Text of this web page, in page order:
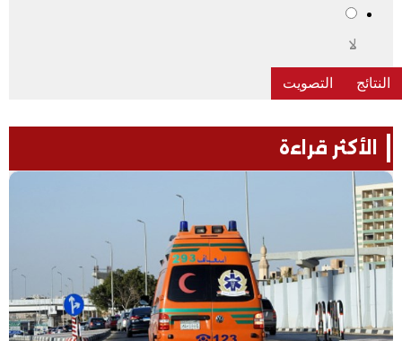
لا
الأكثر قراءة